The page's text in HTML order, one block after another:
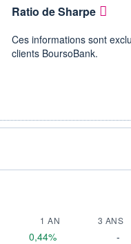
Ratio de Sharpe
Ces informations sont
clients BoursoBank.
1 AN 3 ANS
0,44% -